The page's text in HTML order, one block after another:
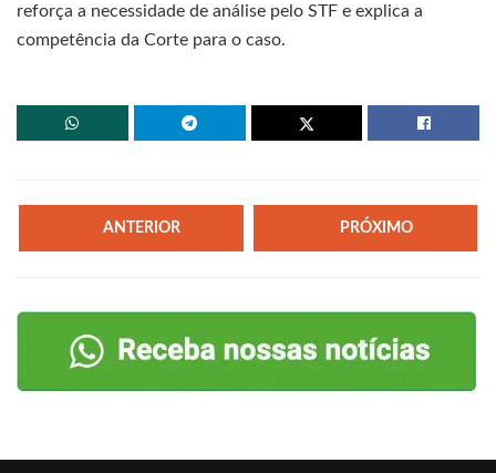
reforça a necessidade de análise pelo STF e explica a
competência da Corte para o caso.
ANTERIOR PRÓXIMO